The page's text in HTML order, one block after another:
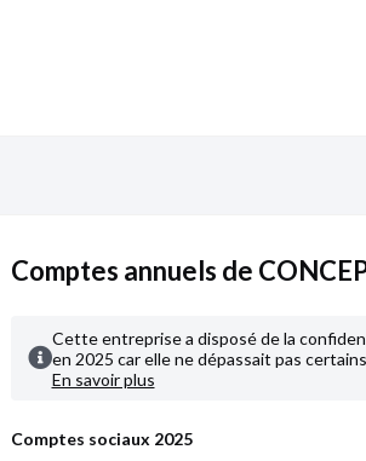
Comptes annuels de
Cette entreprise a disposé de la
en 2025 car elle ne dépassait pas
En savoir plus
Comptes sociaux 2025